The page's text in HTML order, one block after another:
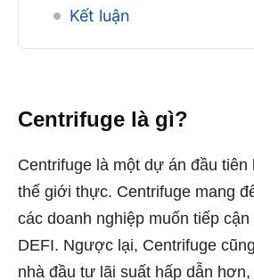
Kết luận
Centrifuge là gì?
Centrifuge là một dự án đầu tiên
thế giới thực. Centrifuge mang
các doanh nghiệp muốn tiếp
DEFI. Ngược lại, Centrifuge
nhà đầu tư lãi suất hấp dẫn